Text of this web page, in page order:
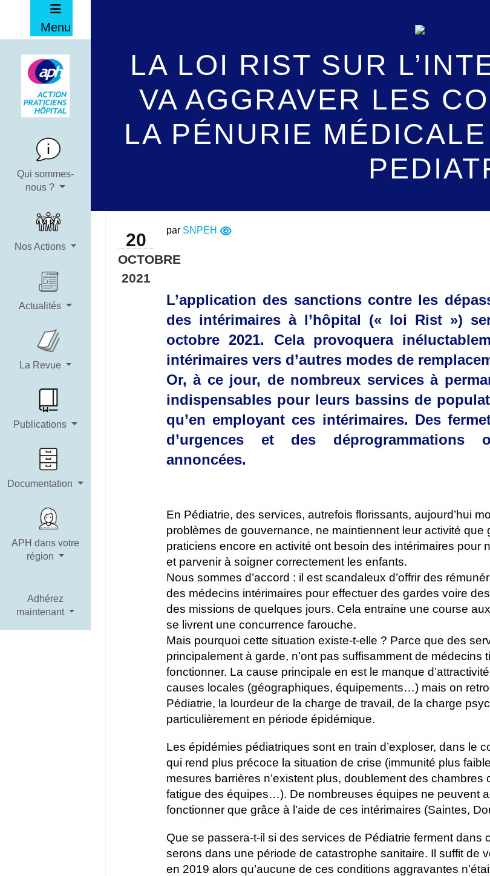
Menu
Qui sommes-
nous ?
Nos Actions
Actualités
La Revue
Publications
Documentation
APH dans votre
région
Adhérez
maintenant
LA LOI RIST SUR
VA AGGRAVER LES
LA PÉNURIE
20
OCTOBRE
2021
par SNPEH
L’application des sanctions contre les
des intérimaires à l’hôpital (« loi Rist »)
octobre 2021. Cela provoquera
intérimaires vers d’autres modes de
Or, à ce jour, de nombreux services à
indispensables pour leurs bassins de
qu’en employant ces intérimaires. Des
d’urgences et des déprogrammations
annoncées.
En Pédiatrie, des services, autrefois florissants, aujourd’hui
problèmes de gouvernance, ne maintiennent leur activité que
praticiens encore en activité ont besoin des intérimaires pour
et parvenir à soigner correctement les enfants.
Nous sommes d’accord : il est scandaleux d’offrir des
des médecins intérimaires pour effectuer des gardes voire
des missions de quelques jours. Cela entraine une course
se livrent une concurrence farouche.
Mais pourquoi cette situation existe-t-elle ? Parce que des
principalement à garde, n’ont pas suffisamment de médecins
fonctionner. La cause principale en est le manque
causes locales (géographiques, équipements…) mais on
Pédiatrie, la lourdeur de la charge de travail, de la charge
particulièrement en période épidémique.
Les épidémies pédiatriques sont en train d’exploser, dans le
qui rend plus précoce la situation de crise (immunité plus
mesures barrières n’existent plus, doublement des chambres
fatigue des équipes…). De nombreuses équipes ne peuvent
fonctionner que grâce à l’aide de ces intérimaires (Saintes,
Que se passera-t-il si des services de Pédiatrie ferment dans
serons dans une période de catastrophe sanitaire. Il suffit de
en 2019 alors qu’aucune de ces conditions aggravantes